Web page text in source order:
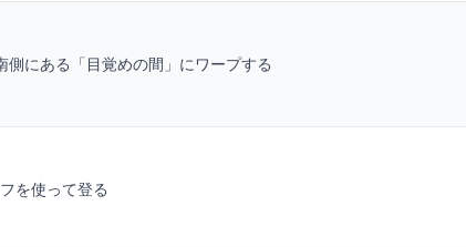
側にある「目覚めの間」にワープする
を使って登る